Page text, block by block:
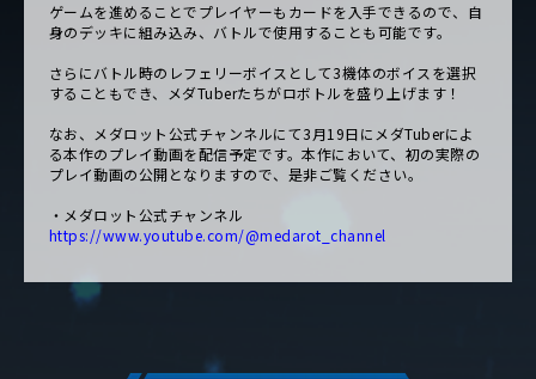
ゲームを進めることでプレイヤーもカードを入手できるので、自
身のデッキに組み込み、バトルで使用することも可能です。
さらにバトル時のレフェリーボイスとして3機体のボイスを選択
することもでき、メダTuberたちがロボトルを盛り上げます！
なお、メダロット公式チャンネルにて3月19日にメダTuberによ
る本作のプレイ動画を配信予定です。本作において、初の実際の
プレイ動画の公開となりますので、是非ご覧ください。
・メダロット公式チャンネル
https://www.youtube.com/@medarot_channel